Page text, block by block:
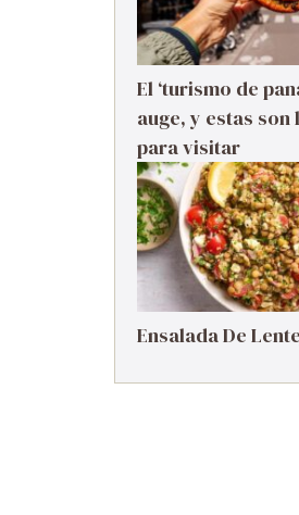
El ‘turismo de
auge, y estas
para visitar
Ensalada De